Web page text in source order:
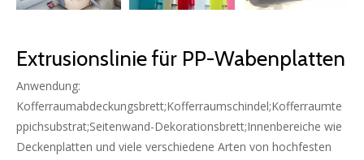
Extrusionslinie für PP-Wabenplatten
Anwendung:
Kofferraumabdeckungsbrett;Kofferraumschindel;Kofferraumte
ppichsubstrat;Seitenwand-Dekorationsbrett;Innenbereiche wie
Deckenplatten und viele verschiedene Arten von hochfesten